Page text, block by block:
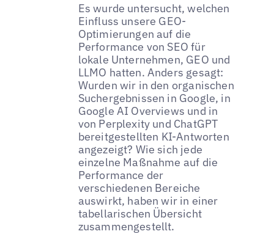
Es wurde untersucht, welchen
Einfluss unsere GEO-
Optimierungen auf die
Performance von SEO für
lokale Unternehmen, GEO und
LLMO hatten. Anders gesagt:
Wurden wir in den organischen
Suchergebnissen in Google, in
Google AI Overviews und in
von Perplexity und ChatGPT
bereitgestellten KI-Antworten
angezeigt? Wie sich jede
einzelne Maßnahme auf die
Performance der
verschiedenen Bereiche
auswirkt, haben wir in einer
tabellarischen Übersicht
zusammengestellt.